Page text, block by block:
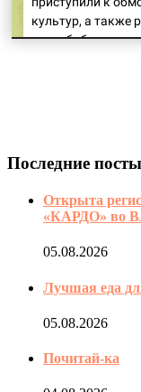
Последние посты
Открыта
«КАРДО» во
05.08.2026
Лучшая еда
05.08.2026
Почитай-ка